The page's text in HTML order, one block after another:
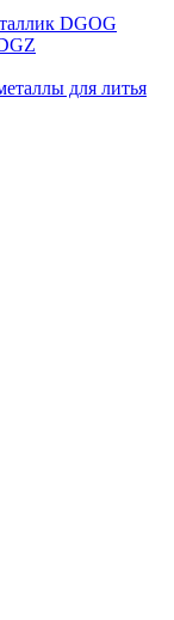
DGOG
для литья